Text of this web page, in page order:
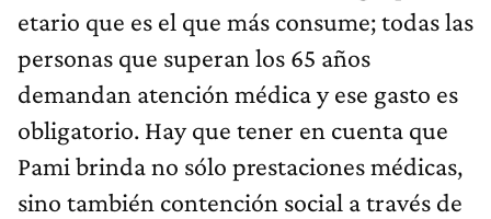
etario que es el que más consume; todas las
personas que superan los 65 años
demandan atención médica y ese gasto es
obligatorio. Hay que tener en cuenta que
Pami brinda no sólo prestaciones médicas,
sino también contención social a través de